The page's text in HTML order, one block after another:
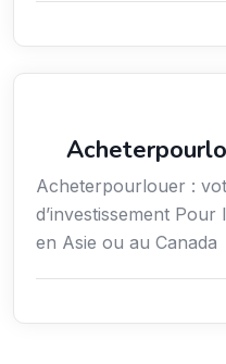
Acheterpourlouer :
d’investissement
en Asie ou au Canada